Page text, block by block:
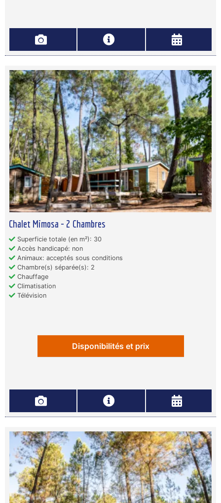
Chalet Mimosa - 2 Chambres
Superficie totale (en m²): 30
Accès handicapé: non
Animaux: acceptés sous conditions
Chambre(s) séparée(s): 2
Chauffage
Climatisation
Télévision
Disponibilités et prix